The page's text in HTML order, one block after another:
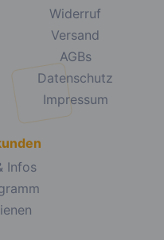
Widerruf
Versand
AGBs
Datenschutz
Impressum
Infos